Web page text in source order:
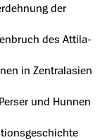
der
des Attila-
in Zentralasien
und Hunnen